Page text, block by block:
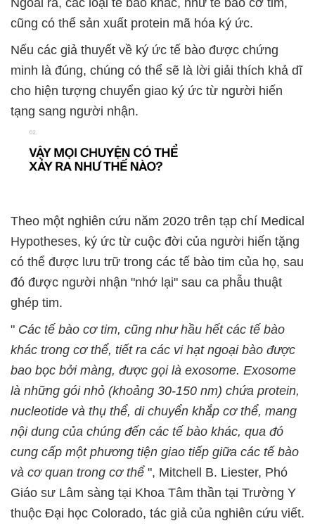
Ngoài ra, các loại tế bào khác, như tế bào cơ tim,
cũng có thể sản xuất protein mã hóa ký ức.
Nếu các giả thuyết về ký ức tế bào được chứng
minh là đúng, chúng có thể sẽ là lời giải thích khả dĩ
cho hiện tượng chuyển giao ký ức từ người hiến
tạng sang người nhận.
Theo một nghiên cứu năm 2020 trên tạp chí Medical
Hypotheses, ký ức từ cuộc đời của người hiến tặng
có thể được lưu trữ trong các tế bào tim của họ, sau
đó được người nhận "nhớ lại" sau ca phẫu thuật
ghép tim.
" Các tế bào cơ tim, cũng như hầu hết các tế bào
khác trong cơ thể, tiết ra các vi hạt ngoại bào được
bao bọc bởi màng, được gọi là exosome. Exosome
là những gói nhỏ (khoảng 30-150 nm) chứa protein,
nucleotide và thụ thể, di chuyển khắp cơ thể, mang
nội dung của chúng đến các tế bào khác, qua đó
cung cấp một phương tiện giao tiếp giữa các tế bào
và cơ quan trong cơ thể ", Mitchell B. Liester, Phó
Giáo sư Lâm sàng tại Khoa Tâm thần tại Trường Y
thuộc Đại học Colorado, tác giả của nghiên cứu viết.